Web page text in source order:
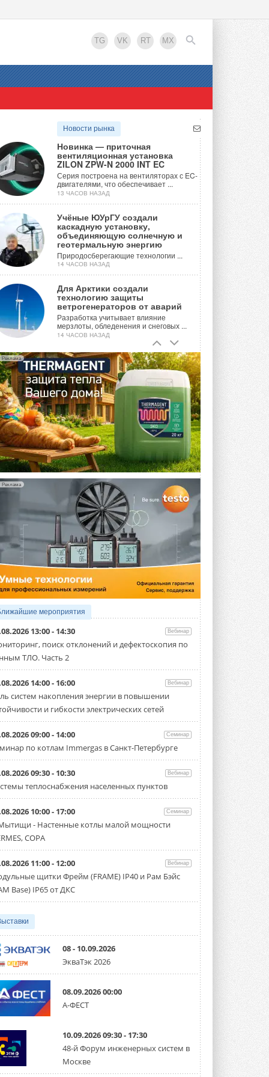
TG VK RT MX
EN
Новости рынка
Новинка — приточная
вентиляционная установка
ZILON ZPW-N 2000 INT EC
Серия построена на вентиляторах с EC-
двигателями, что обеспечивает ...
13 ЧАСОВ НАЗАД
Учёные ЮУрГУ создали
каскадную установку,
объединяющую солнечную и
геотермальную энергию
Природосберегающие технологии ...
14 ЧАСОВ НАЗАД
Для Арктики создали
технологию защиты
ветрогенераторов от аварий
Разработка учитывает влияние
мерзлоты, обледенения и снеговых ...
14 ЧАСОВ НАЗАД
Гибридный тепловой насос PV/T
с одним общим испарителем
Исследователи предложили
конструкцию двухисточникового ...
ВЧЕРА
21-й ежегодный форум
«ЦОД-2026»
Мероприятие пройдет 2-3 сентября в
отеле Radisson Slavyanskaya. Форум
посетит более двух тысяч участников ...
ВЧЕРА
Китайская Shenling представила
линейку тепловых насосов
«воздух-вода» на R290
Серия ThermaX R290 All-In-One
включает три модели ...
4 АВГУСТА 2026
Тепловые насосы в связке с
солнечной генерацией и
накопителем снижают
потребление на 60%
Исследователи из Италии установили ...
4 АВГУСТА 2026
«РУСКЛИМАТ Fest 2026» в Уфе
собрал свыше 700 профи
климатической отрасли
Организатором выступил торгово-
производственный холдинг ...
«Датарк» испытал модульный
ЦОД с плотностью 54 кВт на
стойку
Испытания прошли на собственной
производственной площадке и были ...
3 АВГУСТА 2026
Samsung выпускает VRF-
систему DVM на R32
производительностью от 22,4 до 56 кВт.
Суммарная длина трубопроводов ...
итоги конкурса студенческих
проектов «ТИМ-лидеры 2026»
Новый сезон конкурса «ТИМ-лидеры»
стартует уже в сентябре 2026 года ...
3 АВГУСТА 2026
партнёрство за Уралом
Президент Омского землячества в
Москве Михаил Тимошенко посетил
Омск с трёхдневным рабочим визитом ...
31 ИЮЛЯ 2026
Carrier модернизирует
флагманский чиллер AquaEdge
работающую на хладагенте R1234ze ...
31 ИЮЛЯ 2026
Mitsubishi расширяет
Реклама
Реклама
мероприятия
13:00 - 14:30 Вебинар
поиск отклонений и дефектоскопия по
ТЛО. Часть 2
14:00 - 16:00 Вебинар
систем накопления энергии в повышении
и гибкости электрических сетей
09:00 - 14:00 Семинар
по котлам Immergas в Санкт-Петербурге
09:30 - 10:30 Вебинар
теплоснабжения населенных пунктов
10:00 - 17:00 Семинар
- Настенные котлы малой мощности
COPA
11:00 - 12:00 Вебинар
щитки Фрейм (FRAME) IP40 и Рам Бэйс
Base) IP65 от ДКС
08 - 10.09.2026
ЭкваТэк 2026
08.09.2026 00:00
А-ФЕСТ
10.09.2026 09:30 - 17:30
48-й Форум инженерных систем в
Москве